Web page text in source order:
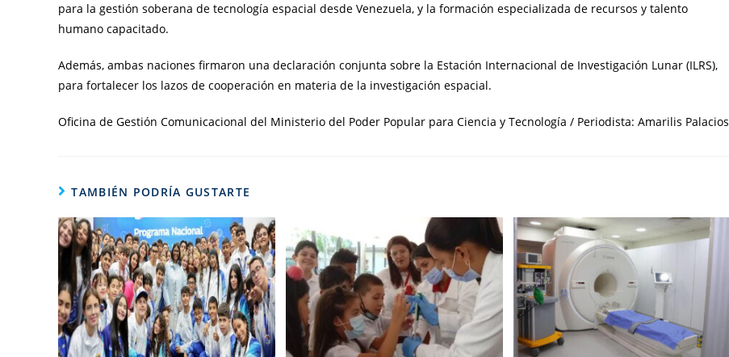
para la gestión soberana de tecnología espacial desde Venezuela, y la formación especializada de recursos y talento
humano capacitado.
Además, ambas naciones firmaron una declaración conjunta sobre la Estación Internacional de Investigación Lunar (ILRS),
para fortalecer los lazos de cooperación en materia de la investigación espacial.
Oficina de Gestión Comunicacional del Ministerio del Poder Popular para Ciencia y Tecnología / Periodista: Amarilis Palacios
TAMBIÉN PODRÍA GUSTARTE